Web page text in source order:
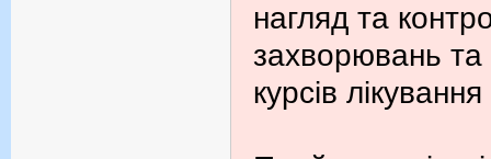
нагляд та
захворювань
курсів лікування